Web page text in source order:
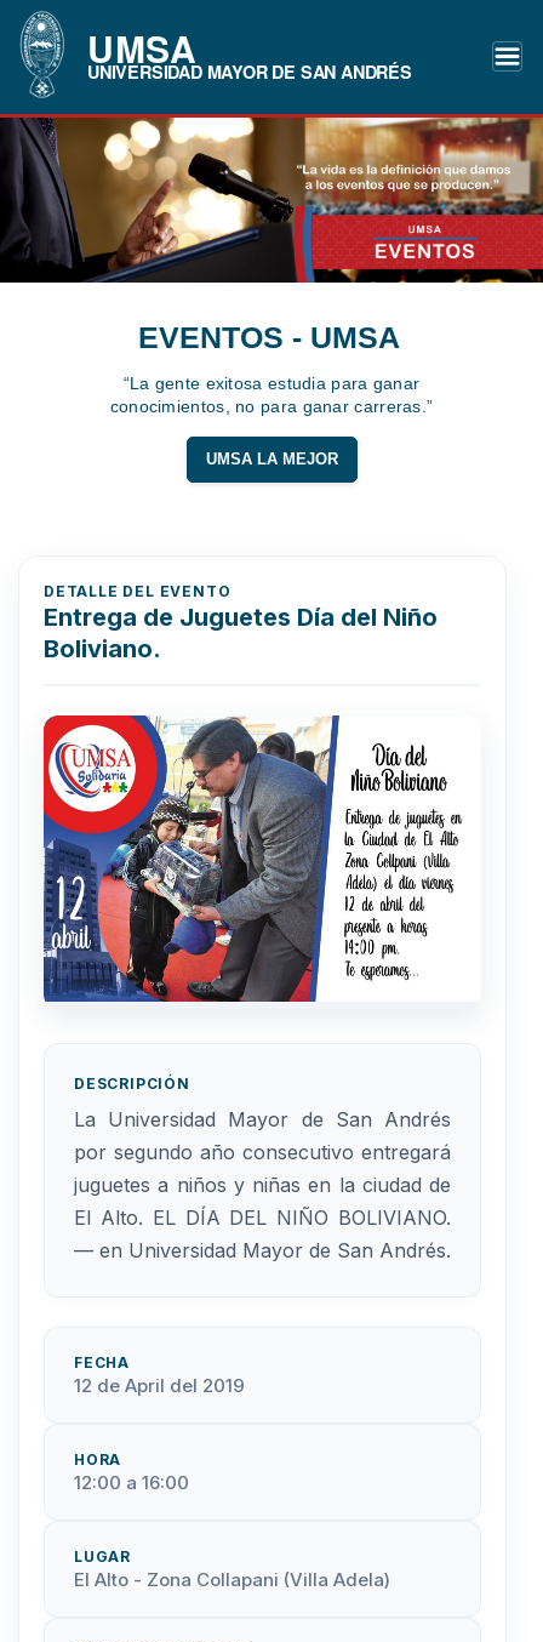
UMSA
UNIVERSIDAD MAYOR DE SAN ANDRÉS
EVENTOS - UMSA
“La gente exitosa estudia para ganar
conocimientos, no para ganar carreras.”
UMSA LA MEJOR
DETALLE DEL EVENTO
Entrega de Juguetes Día del Niño
Boliviano.
DESCRIPCIÓN
La Universidad Mayor de San Andrés
por segundo año consecutivo entregará
juguetes a niños y niñas en la ciudad de
El Alto. EL DÍA DEL NIÑO BOLIVIANO.
— en Universidad Mayor de San Andrés.
FECHA
12 de April del 2019
HORA
12:00 a 16:00
LUGAR
El Alto - Zona Collapani (Villa Adela)